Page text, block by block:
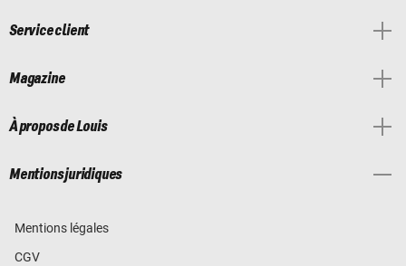
Service client
Magazine
À propos de Louis
Mentions juridiques
Mentions légales
CGV